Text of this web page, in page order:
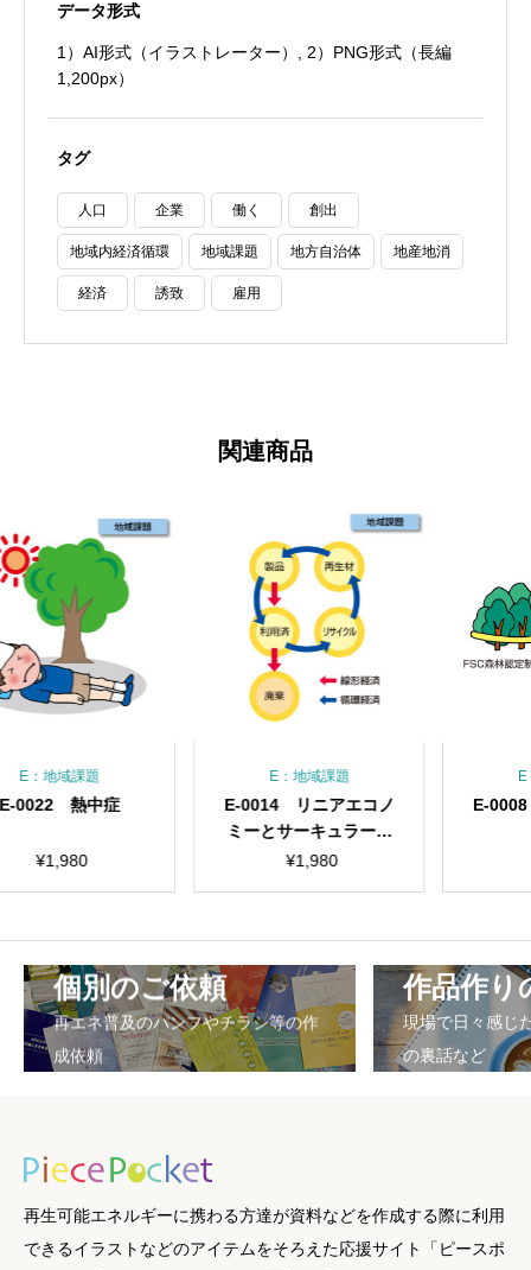
データ形式
1）AI形式（イラストレーター）, 2）PNG形式（長編
1,200px）
タグ
人口 企業 働く 創出
地域内経済循環 地域課題 地方自治体 地産地消
経済 誘致 雇用
関連商品
域課題
熱中症
1,980
E：地域課題
E-0014 リニアエコノ
ミーとサーキュラーエ
コノミー
1,980
E：地
E-0008
個別のご依頼
再エネ普及のパンフやチラシ等の作
成依頼
作品作り
現場で日々感じ
の裏話など
再生可能エネルギーに携わる方達が資料などを作成する際に利用
できるイラストなどのアイテムをそろえた応援サイト「ピースポ